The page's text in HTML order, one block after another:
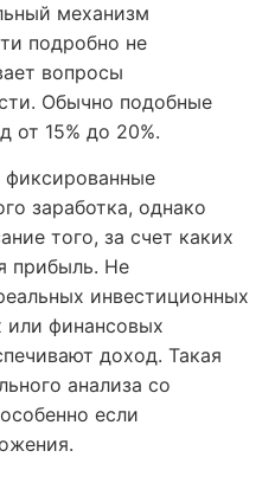
механизм
подробно не
вопросы
Обычно подобные
от 15% до 20%.
фиксированные
заработка, однако
того, за счет каких
прибыль. Не
инвестиционных
или финансовых
доход. Такая
анализа со
если